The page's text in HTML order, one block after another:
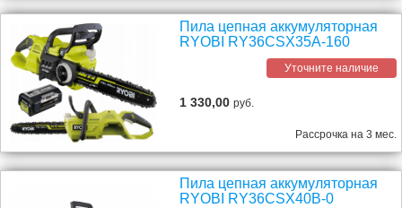
Пила цепная аккумуляторная
RYOBI RY36CSX35A-160
Уточните наличие
1 330,00руб.
Рассрочка на 3 мес.
Пила цепная аккумуляторная
RYOBI RY36CSX40B-0